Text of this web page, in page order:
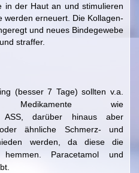
in der Haut an und stimulieren
werden erneuert. Die Kollagen-
und neues Bindegewebe
straffer.
(besser 7 Tage) sollten v.a.
Medikamente wie
ASS, darüber hinaus aber
ähnliche Schmerz- und
werden, da diese die
Paracetamol und